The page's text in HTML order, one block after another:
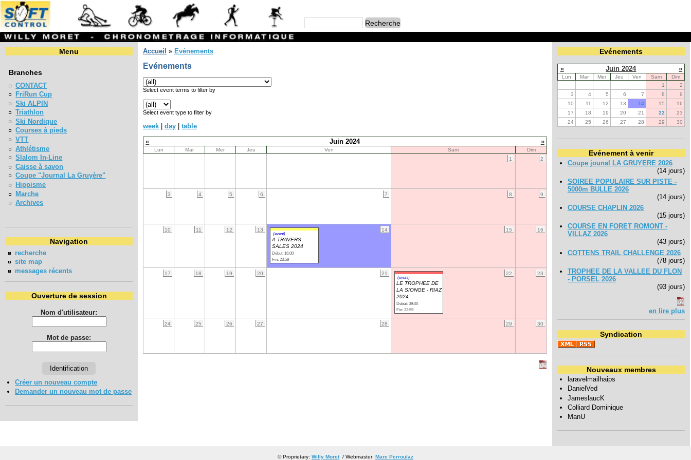
Menu
Branches
CONTACT
FriRun Cup
Ski ALPIN
Triathlon
Ski Nordique
Courses à pieds
VTT
Athlétisme
Slalom In-Line
Caisse à savon
Coupe "Journal La Gruyère"
Hippisme
Marche
Archives
Navigation
recherche
site map
messages récents
Ouverture de session
Nom d'utilisateur:
Mot de passe:
Créer un nouveau compte
Demander un nouveau mot de passe
Accueil » Evénements
Evénements
Select event terms to filter by
Select event type to filter by
week day
table
«
Juin 2024 »
Lun Mar Mer Jeu Ven Sam
Dim
1
2
3 4 5 6 7 8 9
10 11 12 13 14
(event)
A TRAVERS
SALES 2024
Début: 16:00
Fin: 23:59
15 16
17 18 19 20 21 22
(event)
LE TROPHEE DE
LA SIONGE - RIAZ
2024
Début: 09:00
Fin: 23:59
23
24 25 26 27 28 29 30
Evénements
« Juin 2024 »
Lun Mar Mer Jeu Ven Sam
Dim
1
2
3
4 5 6 7 8
9
10
11 12 13 14 15
16
17
18 19 20 21 22
23
24
25 26 27 28 29 30
Evénement à venir
Coupe jounal LA GRUYERE 2026
(14 jours)
SOIREE POPULAIRE SUR PISTE -
5000m BULLE 2026
(14 jours)
COURSE CHAPLIN 2026
(15 jours)
COURSE EN FORET ROMONT -
VILLAZ 2026
(43 jours)
COTTENS TRAIL CHALLENGE 2026
(78 jours)
TROPHEE DE LA VALLEE DU FLON
- PORSEL 2026
(93 jours)
en lire plus
Syndication
Nouveaux membres
laravelmailhaips
DanielVed
JameslaucK
Colliard Dominique
ManU
© Proprietary: Willy Moret/ Webmaster: Marc Perroulaz